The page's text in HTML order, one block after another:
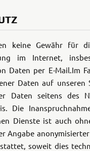
keine Gewähr für
im Internet,
Daten per E-Mail.Im
Daten auf
Daten seitens des
Die
Dienste ist auch
Angabe
soweit dies